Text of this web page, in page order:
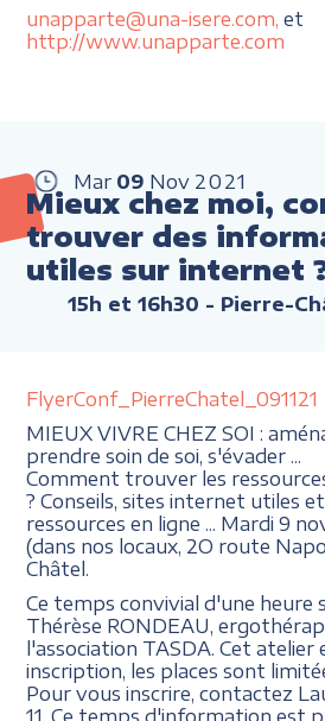
unapparte@una-isere.com, et
http://www.unapparte.com
Mar 09 Nov 2021
Mieux chez moi,
trouver des
utiles sur internet
15h et 16h30 - Pierre-
FlyerConf_PierreChatel_091121
MIEUX VIVRE CHEZ SOI :
prendre soin de soi, s'évader ...
Comment trouver les
? Conseils, sites internet utiles
ressources en ligne ... Mardi 9
(dans nos locaux, 2O route
Châtel.
Ce temps convivial d'une heure
Thérèse RONDEAU,
l'association TASDA. Cet
inscription, les places sont
Pour vous inscrire, contactez
11. Ce temps d'information est